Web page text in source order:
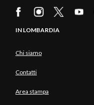
IN LOMBARDIA
Chi siamo
Contatti
Area stampa